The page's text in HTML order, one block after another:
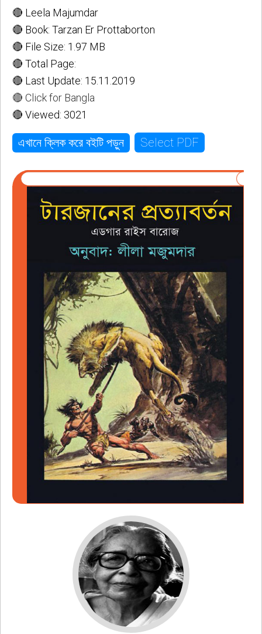
🔴 Leela Majumdar
🔴 Book: Tarzan Er Prottaborton
🔴 File Size: 1.97 MB
🔴 Total Page:
🔴 Last Update: 15.11.2019
🔴 Click for Bangla
🔴 Viewed: 3021
এখানে ক্লিক করে বইটি পড়ুন Select PDF